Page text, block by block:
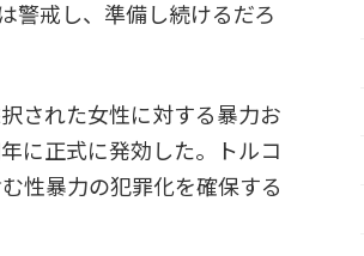
警戒し、準備し続けるだろ
された女性に対する暴力お
に正式に発効した。トルコ
性暴力の犯罪化を確保する